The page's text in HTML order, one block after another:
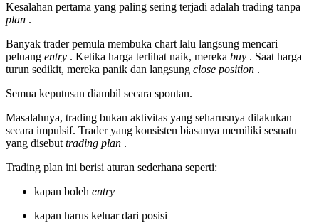
Kesalahan pertama yang paling sering terjadi adalah trading tanpa
plan .
Banyak trader pemula membuka chart lalu langsung mencari
peluang entry . Ketika harga terlihat naik, mereka buy . Saat harga
turun sedikit, mereka panik dan langsung close position .
Semua keputusan diambil secara spontan.
Masalahnya, trading bukan aktivitas yang seharusnya dilakukan
secara impulsif. Trader yang konsisten biasanya memiliki sesuatu
yang disebut trading plan .
Trading plan ini berisi aturan sederhana seperti:
kapan boleh entry
kapan harus keluar dari posisi